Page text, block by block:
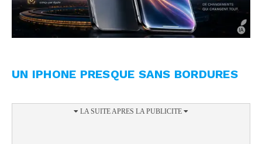
UN IPHONE PRESQUE SANS BORDURES